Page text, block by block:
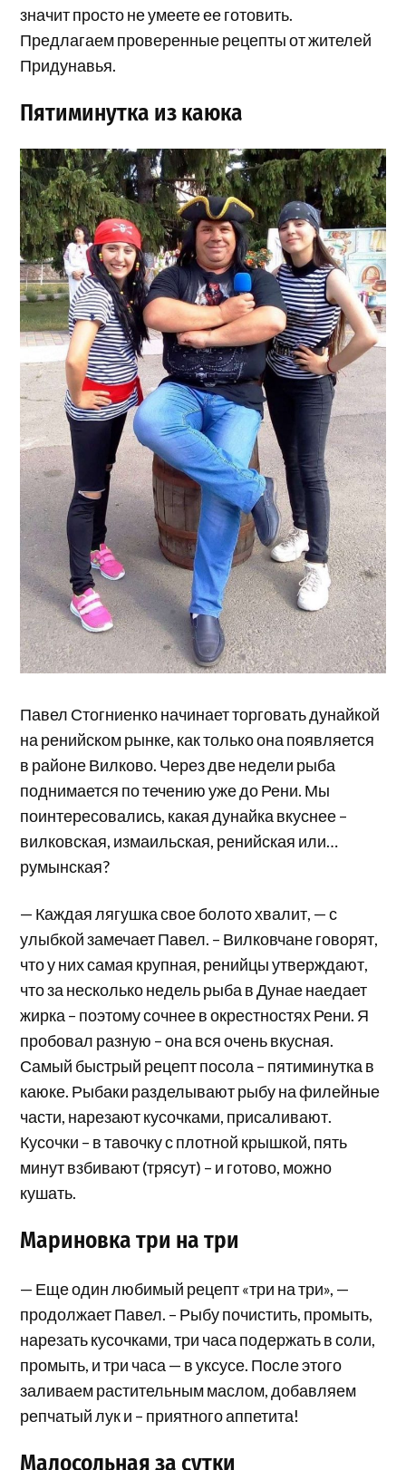
значит просто не умеете ее готовить.
Предлагаем проверенные рецепты от жителей
Придунавья.
Пятиминутка из каюка
Павел Стогниенко начинает торговать дунайкой
на ренийском рынке, как только она появляется
в районе Вилково. Через две недели рыба
поднимается по течению уже до Рени. Мы
поинтересовались, какая дунайка вкуснее –
вилковская, измаильская, ренийская или…
румынская?
— Каждая лягушка свое болото хвалит, — с
улыбкой замечает Павел. – Вилковчане говорят,
что у них самая крупная, ренийцы утверждают,
что за несколько недель рыба в Дунае наедает
жирка – поэтому сочнее в окрестностях Рени. Я
пробовал разную – она вся очень вкусная.
Самый быстрый рецепт посола – пятиминутка в
каюке. Рыбаки разделывают рыбу на филейные
части, нарезают кусочками, присаливают.
Кусочки – в тавочку с плотной крышкой, пять
минут взбивают (трясут) – и готово, можно
кушать.
Мариновка три на три
— Еще один любимый рецепт «три на три», —
продолжает Павел. – Рыбу почистить, промыть,
нарезать кусочками, три часа подержать в соли,
промыть, и три часа — в уксусе. После этого
заливаем растительным маслом, добавляем
репчатый лук и – приятного аппетита!
Малосольная за сутки